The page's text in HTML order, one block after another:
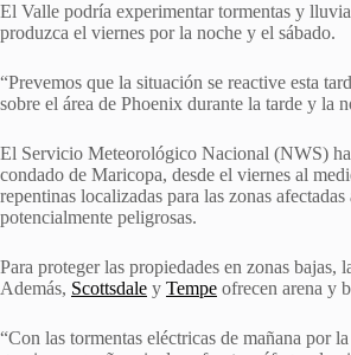
El Valle podría experimentar tormentas y
produzca el viernes por la noche y el sábado.
“Prevemos que la situación se reactive esta
sobre el área de Phoenix durante la tarde y la
El Servicio Meteorológico Nacional (NWS)
condado de Maricopa, desde el viernes al
repentinas localizadas para las zonas
potencialmente peligrosas.
Para proteger las propiedades en zonas bajas,
Además, Scottsdale y Tempe ofrecen arena y
“Con las tormentas eléctricas de mañana por